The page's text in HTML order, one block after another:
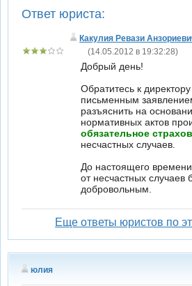
Ответ юриста:
Какулия Ревази
(14.05.2012 в 19:32:28)
Добрый день!
Обратитесь к
письменным
разъяснить на
нормативных актов
обязательное
несчастных случаев.
До настоящего
от несчастных случаев
добровольным.
Еще ответы юристов по
юлия